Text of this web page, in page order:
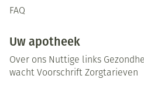
FAQ
Uw apotheek
Over ons Nuttige links
wacht Voorschrift Zorgtarieven